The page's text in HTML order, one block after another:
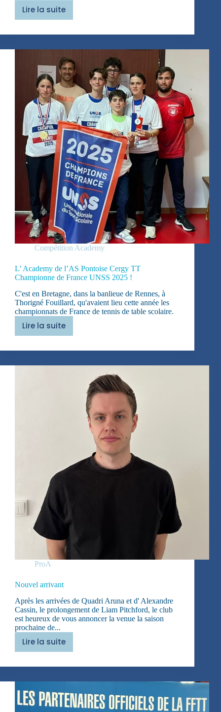
Lire la suite
La
finale
Compétition Academy
L’ Academy de l’AS Pontoise Cergy TT
Championne de France UNSS 2025 !
C'est en Bretagne, dans la banlieue de Rennes, à
Thorigné Fouillard, qu'avaient lieu cette année les
championnats de France de tennis de table scolaire.
Lire la suite
L’
de
l’AS
Championne
ProA
Nouvel arrivant
Après les arrivées de Quadri Aruna et d' Alexandre
Cassin, le prolongement de Liam Pitchford, le club
est heureux de vous annoncer la venue la saison
prochaine de...
Lire la suite
Nouvel